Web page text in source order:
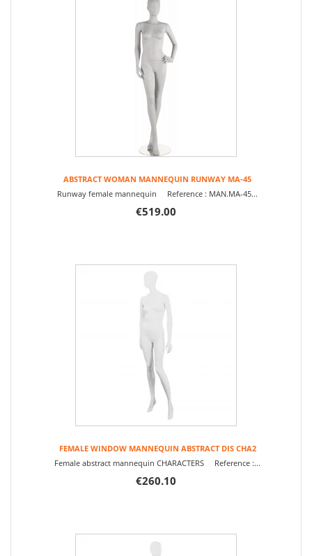
ABSTRACT WOMAN MANNEQUIN RUNWAY MA-45
Runway female mannequin Reference : MAN.MA-45...
€519.00
FEMALE WINDOW MANNEQUIN ABSTRACT DIS CHA2
Female abstract mannequin CHARACTERS Reference :...
€260.10